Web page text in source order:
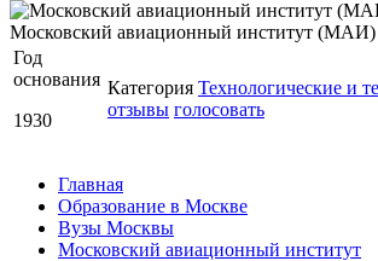
Московский авиационный институт (МАИ)
Год
основания
1930
Категория Технологические и
отзывы голосовать
Главная
Образование в Москве
Вузы Москвы
Московский авиационный институт